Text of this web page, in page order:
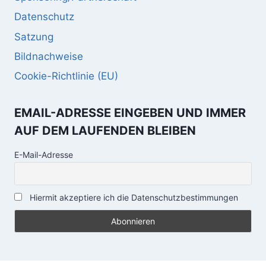
Datenschutz
Satzung
Bildnachweise
Cookie-Richtlinie (EU)
EMAIL-ADRESSE EINGEBEN UND IMMER
AUF DEM LAUFENDEN BLEIBEN
E-Mail-Adresse
Hiermit akzeptiere ich die Datenschutzbestimmungen